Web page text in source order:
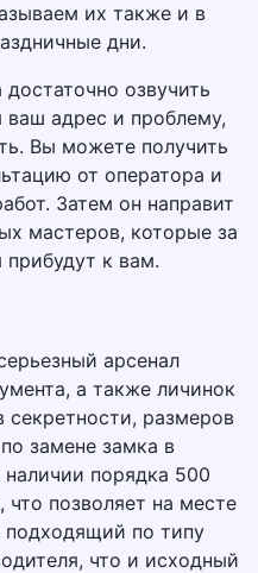
их также и в
дни.
озвучить
адрес и проблему,
Вы можете получить
от оператора и
Затем он направит
мастеров, которые за
к вам.
арсенал
а также личинок
размеров
замене замка в
порядка 500
позволяет на месте
подходящий по типу
что и исходный